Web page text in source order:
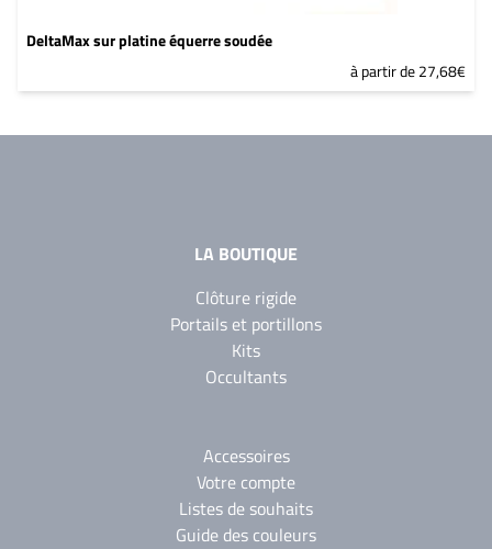
DeltaMax sur platine équerre soudée
à partir de 27,68€
LA BOUTIQUE
Clôture rigide
Portails et portillons
Kits
Occultants
Accessoires
Votre compte
Listes de souhaits
Guide des couleurs